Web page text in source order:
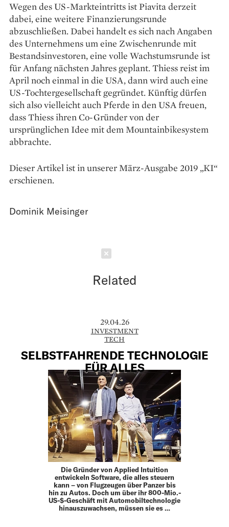
Wegen des US-Markteintritts ist ­Piavita ­derzeit
dabei, eine weitere Finanzierungsrunde
abzuschließen. Dabei handelt es sich nach Angaben
des Unternehmens um eine Zwischenrunde mit
Bestandsinvestoren, eine volle Wachstumsrunde ist
für Anfang nächsten Jahres geplant. Thiess reist im
April noch einmal in die USA, dann wird auch eine
US-Tochtergesellschaft gegründet. Künftig dürfen
sich also vielleicht auch Pferde in den USA freuen,
dass Thiess ihren Co-Gründer von der
ursprünglichen Idee mit dem Mountainbikesystem
abbrachte.
Dieser Artikel ist in unserer März-Ausgabe 2019 „KI“
erschienen.
Dominik Meisinger
Related
29.04.26
INVESTMENT
TECH
SELBSTFAHRENDE TECHNOLOGIE
FÜR ALLES
Die Gründer von Applied Intuition
entwickeln Software, die alles steuern
kann – von Flugzeugen über Panzer bis
hin zu Autos. Doch um über ihr 800-Mio.-
US-$-Geschäft mit Automobiltechnologie
hinauszuwachsen, müssen sie es …